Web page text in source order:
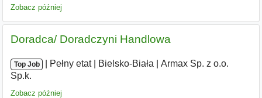
Zobacz później
Doradca/ Doradczyni Handlowa
Top Job Pełny etat| Bielsko-Biała
Armax Sp. z o.o.
Sp.k.
Zobacz później